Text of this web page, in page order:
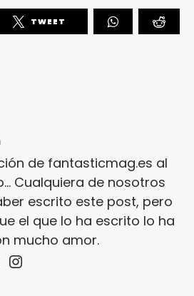
TWEET
de fantasticmag.es al
Cualquiera de nosotros
escrito este post, pero
el que lo ha escrito lo ha
mucho amor.